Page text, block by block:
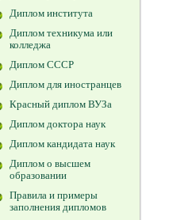
Диплом института
Диплом техникума или
колледжа
Диплом СССР
Диплом для иностранцев
Красный диплом ВУЗа
Диплом доктора наук
Диплом кандидата наук
Диплом о высшем
образовании
Правила и примеры
заполнения дипломов